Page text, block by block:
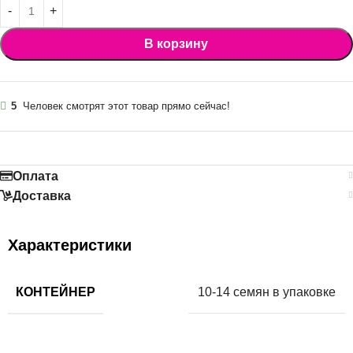
В корзину
5 Человек смотрят этот товар прямо сейчас!
Оплата
Доставка
Характеристики
КОНТЕЙНЕР 10-14 семян в упаковке